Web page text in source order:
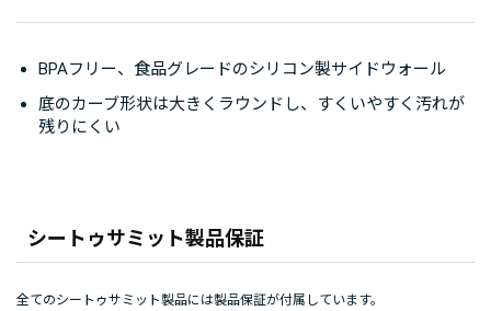
シートゥサミット製品保証
全てのシートゥサミット製品には製品保証が付属しています。
BPAフリー、食品グレードのシリコン製サイドウォール
底のカーブ形状は大きくラウンドし、すくいやすく汚れが
残りにくい